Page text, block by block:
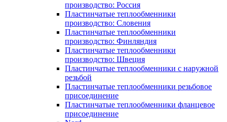
производство: Россия
Пластинчатые теплообменники
производство: Словения
Пластинчатые теплообменники
производство: Финляндия
Пластинчатые теплообменники
производство: Швеция
Пластинчатые теплообменники с наружной
резьбой
Пластинчатые теплообменники резьбовое
присоединение
Пластинчатые теплообменники фланцевое
присоединение